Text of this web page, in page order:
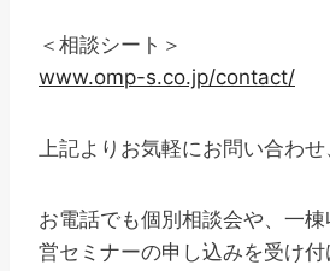
＜相談シート＞
www.omp-s.co.jp/contact/
上記よりお気軽にお問い合わせ
お電話でも個別相談会や、一
営セミナーの申し込みを受け付